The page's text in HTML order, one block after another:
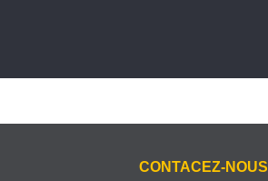
CONTACEZ-NOUS